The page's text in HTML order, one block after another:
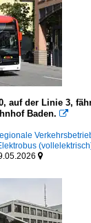
auf der Linie 3,
Baden. 
